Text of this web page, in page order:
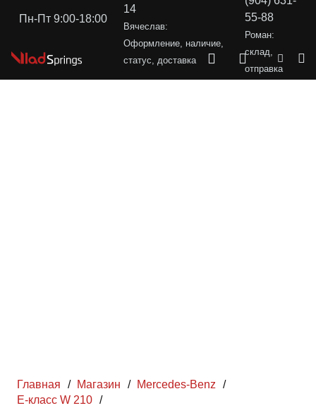
Пн-Пт 9:00-18:00
14
Вячеслав:
Оформление, наличие,
статус, доставка
55-88
Роман:
склад,
отправка
Главная / Магазин / Mercedes-Benz
/
Е-класс W 210 /